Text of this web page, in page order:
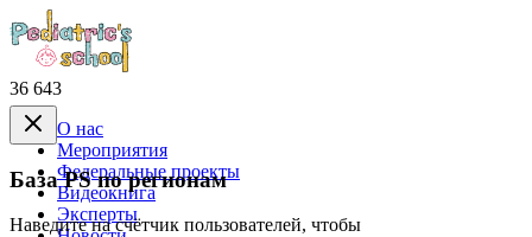
36 643
База PS по регионам
Наведите на счётчик пользователей, чтобы
О нас
Mероприятия
Федеральные проекты
Видеокнига
Эксперты